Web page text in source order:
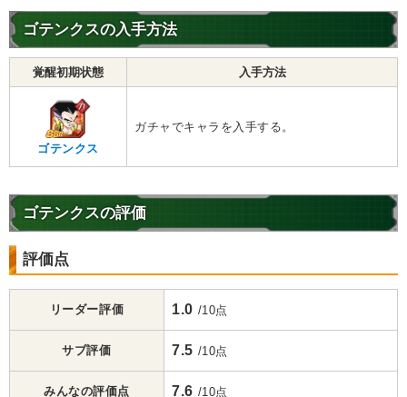
ゴテンクスの入手方法
覚醒初期状態 入手方法
ゴテンクス
ガチャでキャラを入手する。
ゴテンクスの評価
評価点
リーダー評価 1.0 /10点
サブ評価 7.5 /10点
みんなの評価点 7.6 /10点